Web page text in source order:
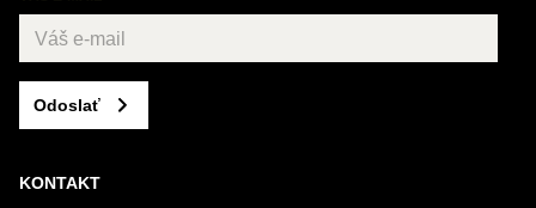
Odoslať
KONTAKT